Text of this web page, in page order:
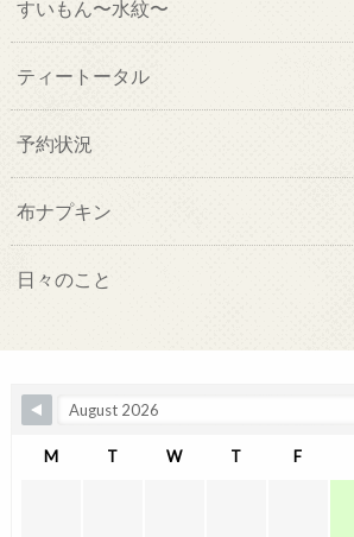
すいもん〜水紋〜
ティートータル
予約状況
布ナプキン
日々のこと
M T W T F